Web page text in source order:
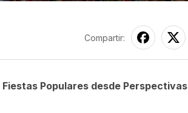
Compartir:
Populares desde Perspectivas